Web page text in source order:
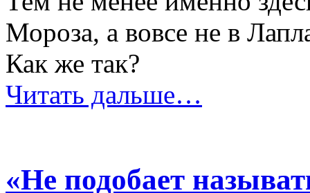
Мороза, а вовсе не в
Как же так?
Читать дальше…
«Не подобает